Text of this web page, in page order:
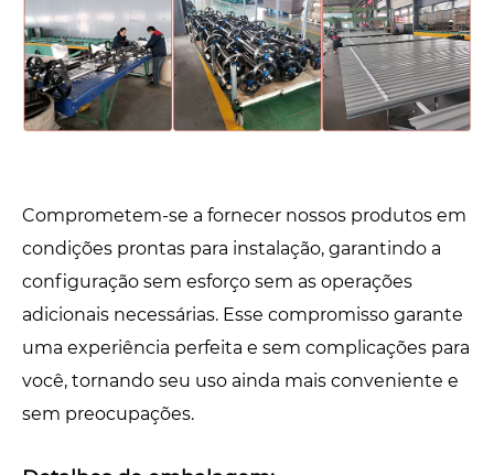
Comprometem-se a fornecer nossos produtos em
condições prontas para instalação, garantindo a
configuração sem esforço sem as operações
adicionais necessárias. Esse compromisso garante
uma experiência perfeita e sem complicações para
você, tornando seu uso ainda mais conveniente e
sem preocupações.